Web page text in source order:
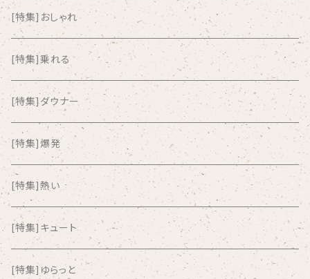
AKUTAGAWA FANCLUB
ALKASILKA
all about paradise
ALL ITEM 10 TIMES
Amia Calva
Amsterdamned
ANYO
[特集]おしゃれ
[特集]乗れる
[特集]ダウナー
[特集]爆発
[特集]熱い
[特集]キュート
[特集]ゆらっと